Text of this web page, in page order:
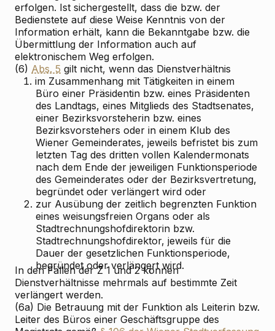
erfolgen. Ist sichergestellt, dass die bzw. der
Bedienstete auf diese Weise Kenntnis von der
Information erhält, kann die Bekanntgabe bzw. die
Übermittlung der Information auch auf
elektronischem Weg erfolgen.
(6) Abs. 5 gilt nicht, wenn das Dienstverhältnis
1. im Zusammenhang mit Tätigkeiten in einem
Büro einer Präsidentin bzw. eines Präsidenten
des Landtags, eines Mitglieds des Stadtsenates,
einer Bezirksvorsteherin bzw. eines
Bezirksvorstehers oder in einem Klub des
Wiener Gemeinderates, jeweils befristet bis zum
letzten Tag des dritten vollen Kalendermonats
nach dem Ende der jeweiligen Funktionsperiode
des Gemeinderates oder der Bezirksvertretung,
begründet oder verlängert wird oder
2. zur Ausübung der zeitlich begrenzten Funktion
eines weisungsfreien Organs oder als
Stadtrechnungshofdirektorin bzw.
Stadtrechnungshofdirektor, jeweils für die
Dauer der gesetzlichen Funktionsperiode,
begründet oder verlängert wird.
In den Fällen der Z 1 und 2 können
Dienstverhältnisse mehrmals auf bestimmte Zeit
verlängert werden.
(6a) Die Betrauung mit der Funktion als Leiterin bzw.
Leiter des Büros einer Geschäftsgruppe des